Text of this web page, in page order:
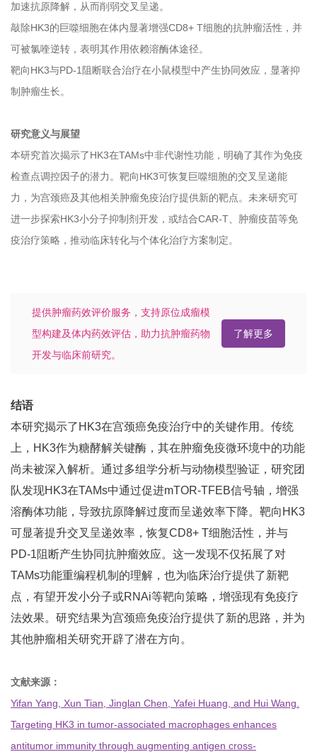
加速抗原降解，从而削弱交叉呈递。
敲除HK3的巨噬细胞在体内显著增强CD8+ T细胞的抗肿瘤活性，并
可被氯喹逆转，表明其作用依赖溶酶体途径。
靶向HK3与PD-1阻断联合治疗在小鼠模型中产生协同效应，显著抑
制肿瘤生长。
研究意义与展望
本研究首次揭示了HK3在TAMs中非代谢性功能，明确了其作为免疫
检查点调控因子的潜力。靶向HK3可恢复巨噬细胞的交叉呈递能
力，为宫颈癌及其他相关肿瘤免疫治疗提供新的靶点。未来研究可
进一步探索HK3小分子抑制剂开发，或结合CAR-T、肿瘤疫苗等免
疫治疗策略，推动临床转化与个体化治疗方案制定。
提供肿瘤药效评价服务，支持原位成瘤模
型构建及体内药效评估，助力抗肿瘤药物
开发与临床前研究。
了解更多
结语
本研究揭示了HK3在宫颈癌免疫治疗中的关键作用。传统
上，HK3作为糖酵解关键酶，其在肿瘤免疫微环境中的功能
尚未被深入解析。通过多组学分析与动物模型验证，研究团
队发现HK3在TAMs中通过促进mTOR-TFEB信号轴，增强
溶酶体功能，导致抗原降解过度而呈递效率下降。靶向HK3
可显著提升交叉呈递效率，恢复CD8+ T细胞活性，并与
PD-1阻断产生协同抗肿瘤效应。这一发现不仅拓展了对
TAMs功能重编程机制的理解，也为临床治疗提供了新靶
点，有望开发小分子或RNAi等靶向策略，增强现有免疫疗
法效果。研究结果为宫颈癌免疫治疗提供了新的思路，并为
其他肿瘤相关研究开辟了潜在方向。
文献来源：
Yifan Yang, Xun Tian, Jinglan Chen, Yafei Huang, and Hui Wang.
Targeting HK3 in tumor-associated macrophages enhances
antitumor immunity through augmenting antigen cross-